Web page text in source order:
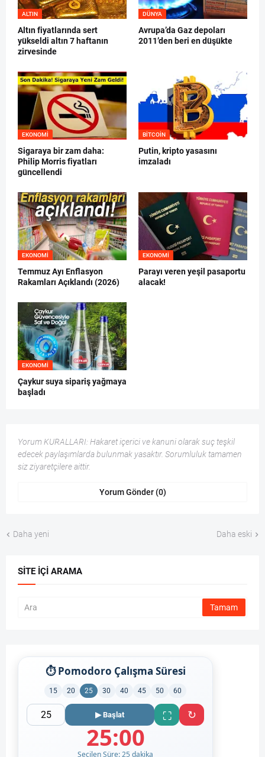
ALTIN
Altın fiyatlarında sert
yükseldi altın 7 haftanın
zirvesinde
DÜNYA
Avrupa’da Gaz depoları
2011’den beri en düşükte
EKONOMI
Sigaraya bir zam daha:
Philip Morris fiyatları
güncellendi
BITCOIN
Putin, kripto yasasını
imzaladı
EKONOMI
Temmuz Ayı Enflasyon
Rakamları Açıklandı (2026)
EKONOMI
Parayı veren yeşil pasaportu
alacak!
EKONOMI
Çaykur suya sipariş yağmaya
başladı
Yorum KURALLARI: Hakaret içerici ve kanuni olarak suç teşkil
edecek paylaşımlarda bulunmak yasaktır. Sorumluluk tamamen
siz ziyaretçilere aittir.
Yorum Gönder (0)
Daha yeni Daha eski
SITE İÇI ARAMA
⏱ Pomodoro Çalışma Süresi
15 20 25 30 40 45 50 60
▶ Başlat ⛶ ↻
25:00
Seçilen Süre: 25 dakika